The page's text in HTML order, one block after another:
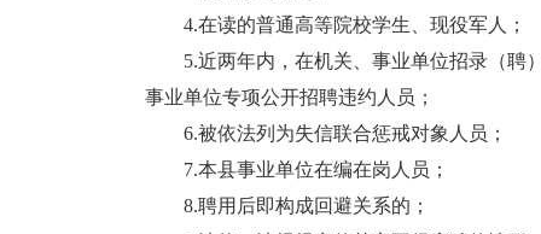
4.在读的普通高等院校学生、现役军人；
5.近两年内，在机关、事业单位招录（聘
事业单位专项公开招聘违约人员；
6.被依法列为失信联合惩戒对象人员；
7.本县事业单位在编在岗人员；
8.聘用后即构成回避关系的；